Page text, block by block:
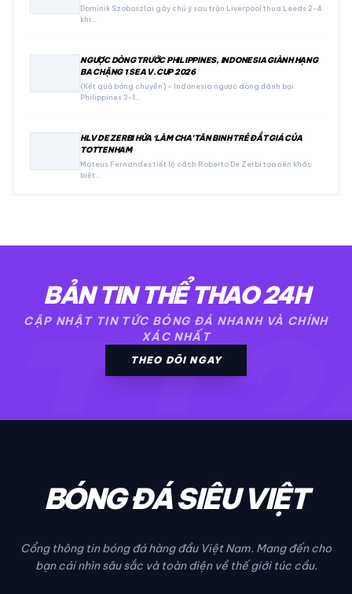
Dominik Szoboszlai gây chú ý sau trận Liverpool thua Leeds 2-4
khi…
NGƯỢC DÒNG TRƯỚC PHILIPPINES, INDONESIA GIÀNH HẠNG
BA CHẶNG 1 SEA V.CUP 2026
(Kết quả bóng chuyền) – Indonesia ngược dòng đánh bại
Philippines 3-1…
HLV DE ZERBI HỨA ‘LÀM CHA’ TÂN BINH TRẺ ĐẮT GIÁ CỦA
TOTTENHAM
Mateus Fernandes tiết lộ cách Roberto De Zerbi tạo nên khác
biệt…
BẢN TIN THỂ THAO 24H
CẬP NHẬT TIN TỨC BÓNG ĐÁ NHANH VÀ CHÍNH
XÁC NHẤT
THEO DÕI NGAY
BÓNG ĐÁ SIÊU VIỆT
Cổng thông tin bóng đá hàng đầu Việt Nam. Mang đến cho
bạn cái nhìn sâu sắc và toàn diện về thế giới túc cầu.